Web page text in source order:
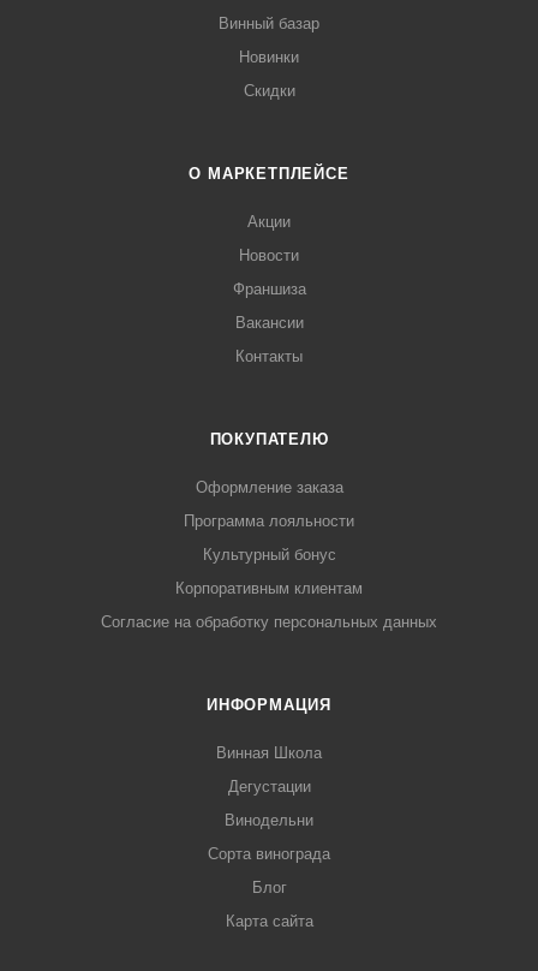
Винный базар
Новинки
Скидки
О МАРКЕТПЛЕЙСЕ
Акции
Новости
Франшиза
Вакансии
Контакты
ПОКУПАТЕЛЮ
Оформление заказа
Программа лояльности
Культурный бонус
Корпоративным клиентам
Согласие на обработку персональных данных
ИНФОРМАЦИЯ
Винная Школа
Дегустации
Винодельни
Сорта винограда
Блог
Карта сайта